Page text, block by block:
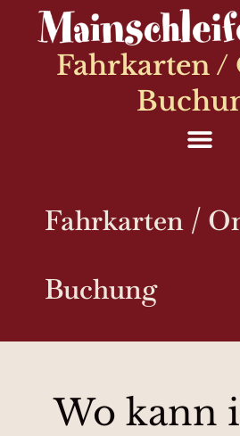
Fahrkarten /
Fahrkarten /
Buchung
Wo kann